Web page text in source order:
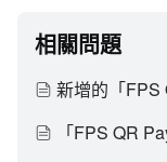
相關問題
新增的「FPS